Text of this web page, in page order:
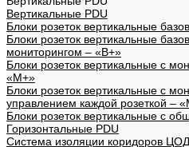
Вертикальные PDU
Блоки розеток вертикальные
Блоки розеток вертикальные
мониторингом – «В+»
Блоки розеток вертикальные с
«М+»
Блоки розеток вертикальные с
управлением каждой розеткой –
Блоки розеток вертикальные с
Горизонтальные PDU
Система изоляции коридоров ЦОД